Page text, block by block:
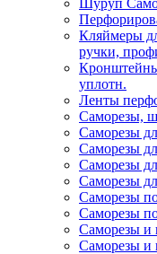
Шуруп
Кляймеры
ручки,
уплотн.
Ленты
Саморезы,
Саморезы
Саморезы
Саморезы
Саморезы
Саморезы
Саморезы
Саморезы и
Саморезы и